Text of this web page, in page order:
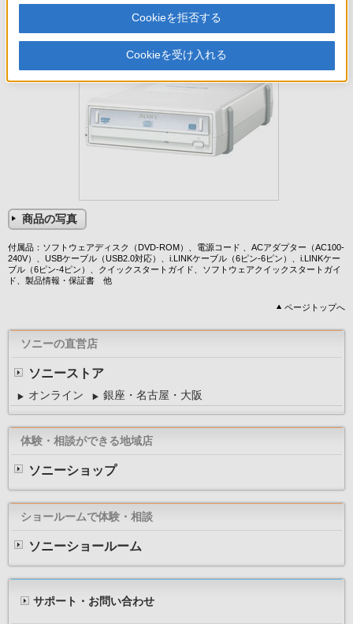
オープン価格
商品の写真
付属品：ソフトウェアディスク（DVD-ROM）、電源コード 、ACアダプター（AC100-
240V）、USBケーブル（USB2.0対応）、i.LINKケーブル（6ピン-6ピン）、i.LINKケー
ブル（6ピン-4ピン）、クイックスタートガイド、ソフトウェアクイックスタートガイ
ド、製品情報・保証書 他
ページトップへ
ソニーの直営店
ソニーストア
オンライン 銀座・名古屋・大阪
体験・相談ができる地域店
ソニーショップ
ショールームで体験・相談
ソニーショールーム
サポート・お問い合わせ
Cookieを拒否する
Cookieを受け入れる